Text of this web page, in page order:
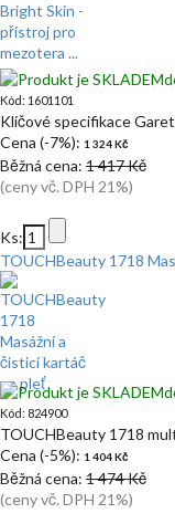
Kód: 1601101
Klíčové specifikace
Cena (-7%): 1 324 Kč
Běžná cena: 1 417 Kč
(ceny vč. DPH 21%)
Ks:
TOUCHBeauty 1718
Kód: 824900
TOUCHBeauty 1718
Cena (-5%): 1 404 Kč
Běžná cena: 1 474 Kč
(ceny vč. DPH 21%)